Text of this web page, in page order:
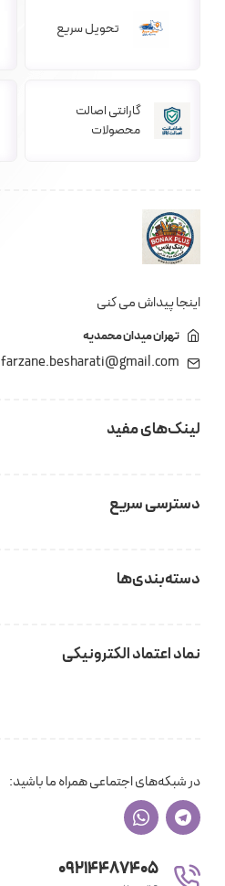
تحویل سریع
گارانتی اصالت
محصولات
اینجا پیداش می کنی
تهران میدان محمدیه
farzane.besharati@gmail.com
لینک‌های مفید
دسترسی سریع
دسته‌بندی‌ها
نماد اعتماد الکترونیکی
در شبکه‌های اجتماعی همراه ما باشید:
09214487405